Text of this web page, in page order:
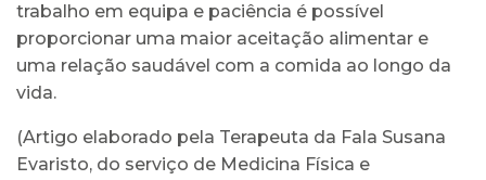
trabalho em equipa e paciência é possível
proporcionar uma maior aceitação alimentar e
uma relação saudável com a comida ao longo da
vida.
(Artigo elaborado pela Terapeuta da Fala Susana
Evaristo, do serviço de Medicina Física e